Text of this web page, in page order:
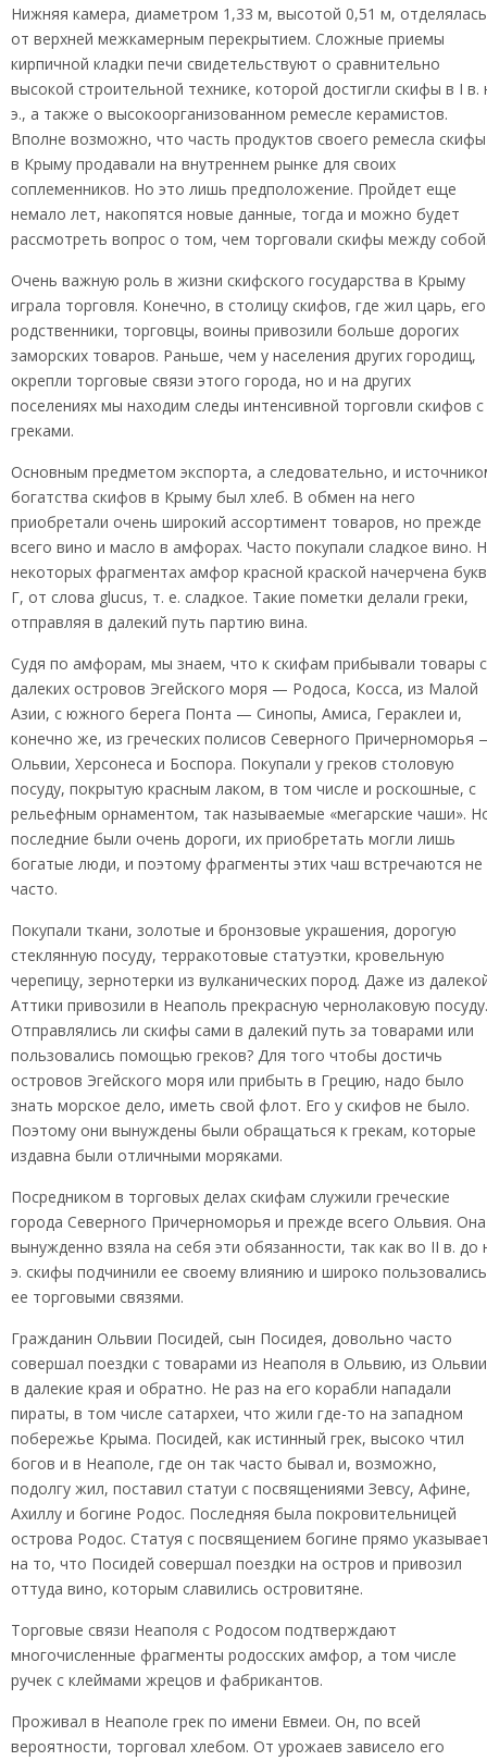
Нижняя камера, диаметром 1,33 м, высотой 0,51 м, отделялась
от верхней межкамерным перекрытием. Сложные приемы
кирпичной кладки печи свидетельствуют о сравнительно
высокой строительной технике, которой достигли скифы в I в.
э., а также о высокоорганизованном ремесле керамистов.
Вполне возможно, что часть продуктов своего ремесла скифы
в Крыму продавали на внутреннем рынке для своих
соплеменников. Но это лишь предположение. Пройдет еще
немало лет, накопятся новые данные, тогда и можно будет
рассмотреть вопрос о том, чем торговали скифы между
Очень важную роль в жизни скифского государства в Крыму
играла торговля. Конечно, в столицу скифов, где жил царь, его
родственники, торговцы, воины привозили больше дорогих
заморских товаров. Раньше, чем у населения других городищ,
окрепли торговые связи этого города, но и на других
поселениях мы находим следы интенсивной торговли скифов с
греками.
Основным предметом экспорта, а следовательно, и
богатства скифов в Крыму был хлеб. В обмен на него
приобретали очень широкий ассортимент товаров, но прежде
всего вино и масло в амфорах. Часто покупали сладкое вино.
некоторых фрагментах амфор красной краской начерчена
Г, от слова glucus, т. е. сладкое. Такие пометки делали греки,
отправляя в далекий путь партию вина.
Судя по амфорам, мы знаем, что к скифам прибывали товары с
далеких островов Эгейского моря — Родоса, Косса, из Малой
Азии, с южного берега Понта — Синопы, Амиса, Гераклеи и,
конечно же, из греческих полисов Северного Причерноморья
Ольвии, Херсонеса и Боспора. Покупали у греков столовую
посуду, покрытую красным лаком, в том числе и роскошные, с
рельефным орнаментом, так называемые «мегарские чаши».
последние были очень дороги, их приобретать могли лишь
богатые люди, и поэтому фрагменты этих чаш встречаются не
часто.
Покупали ткани, золотые и бронзовые украшения, дорогую
стеклянную посуду, терракотовые статуэтки, кровельную
черепицу, зернотерки из вулканических пород. Даже из
Аттики привозили в Неаполь прекрасную чернолаковую посуду.
Отправлялись ли скифы сами в далекий путь за товарами или
пользовались помощью греков? Для того чтобы достичь
островов Эгейского моря или прибыть в Грецию, надо было
знать морское дело, иметь свой флот. Его у скифов не было.
Поэтому они вынуждены были обращаться к грекам, которые
издавна были отличными моряками.
Посредником в торговых делах скифам служили греческие
города Северного Причерноморья и прежде всего Ольвия. Она
вынужденно взяла на себя эти обязанности, так как во II в. до
э. скифы подчинили ее своему влиянию и широко пользовались
ее торговыми связями.
Гражданин Ольвии Посидей, сын Посидея, довольно часто
совершал поездки с товарами из Неаполя в Ольвию, из Ольвии
в далекие края и обратно. Не раз на его корабли нападали
пираты, в том числе сатархеи, что жили где-то на западном
побережье Крыма. Посидей, как истинный грек, высоко чтил
богов и в Неаполе, где он так часто бывал и, возможно,
подолгу жил, поставил статуи с посвящениями Зевсу, Афине,
Ахиллу и богине Родос. Последняя была покровительницей
острова Родос. Статуя с посвящением богине прямо
на то, что Посидей совершал поездки на остров и привозил
оттуда вино, которым славились островитяне.
Торговые связи Неаполя с Родосом подтверждают
многочисленные фрагменты родосских амфор, а том числе
ручек с клеймами жрецов и фабрикантов.
Проживал в Неаполе грек по имени Евмеи. Он, по всей
вероятности, торговал хлебом. От урожаев зависело его